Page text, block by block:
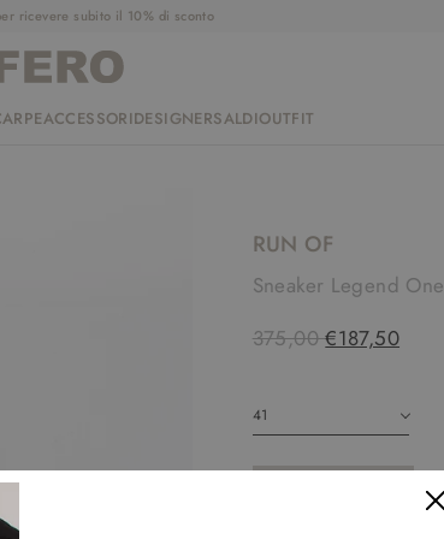
ricevere subito il 10% di sconto
ACCESSORIDESIGNERSALDIOUTFIT
RUN OF
Sneaker Legend One
375,00 €187,50